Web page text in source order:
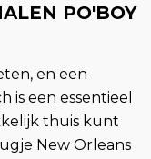
PO'BOY
en een
is een essentieel
thuis kunt
New Orleans